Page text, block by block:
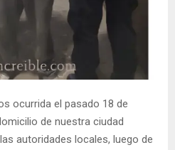
ocurrida el pasado 18 de
de nuestra ciudad
autoridades locales, luego de